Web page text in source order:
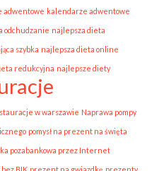
adwentowe kalendarze adwentowe
odchudzanie najlepsza dieta
szybka najlepsza dieta online
redukcyjna najlepsze diety
w warszawie Naprawa pompy
pomysł na prezent na święta
pozabankowa przez Internet